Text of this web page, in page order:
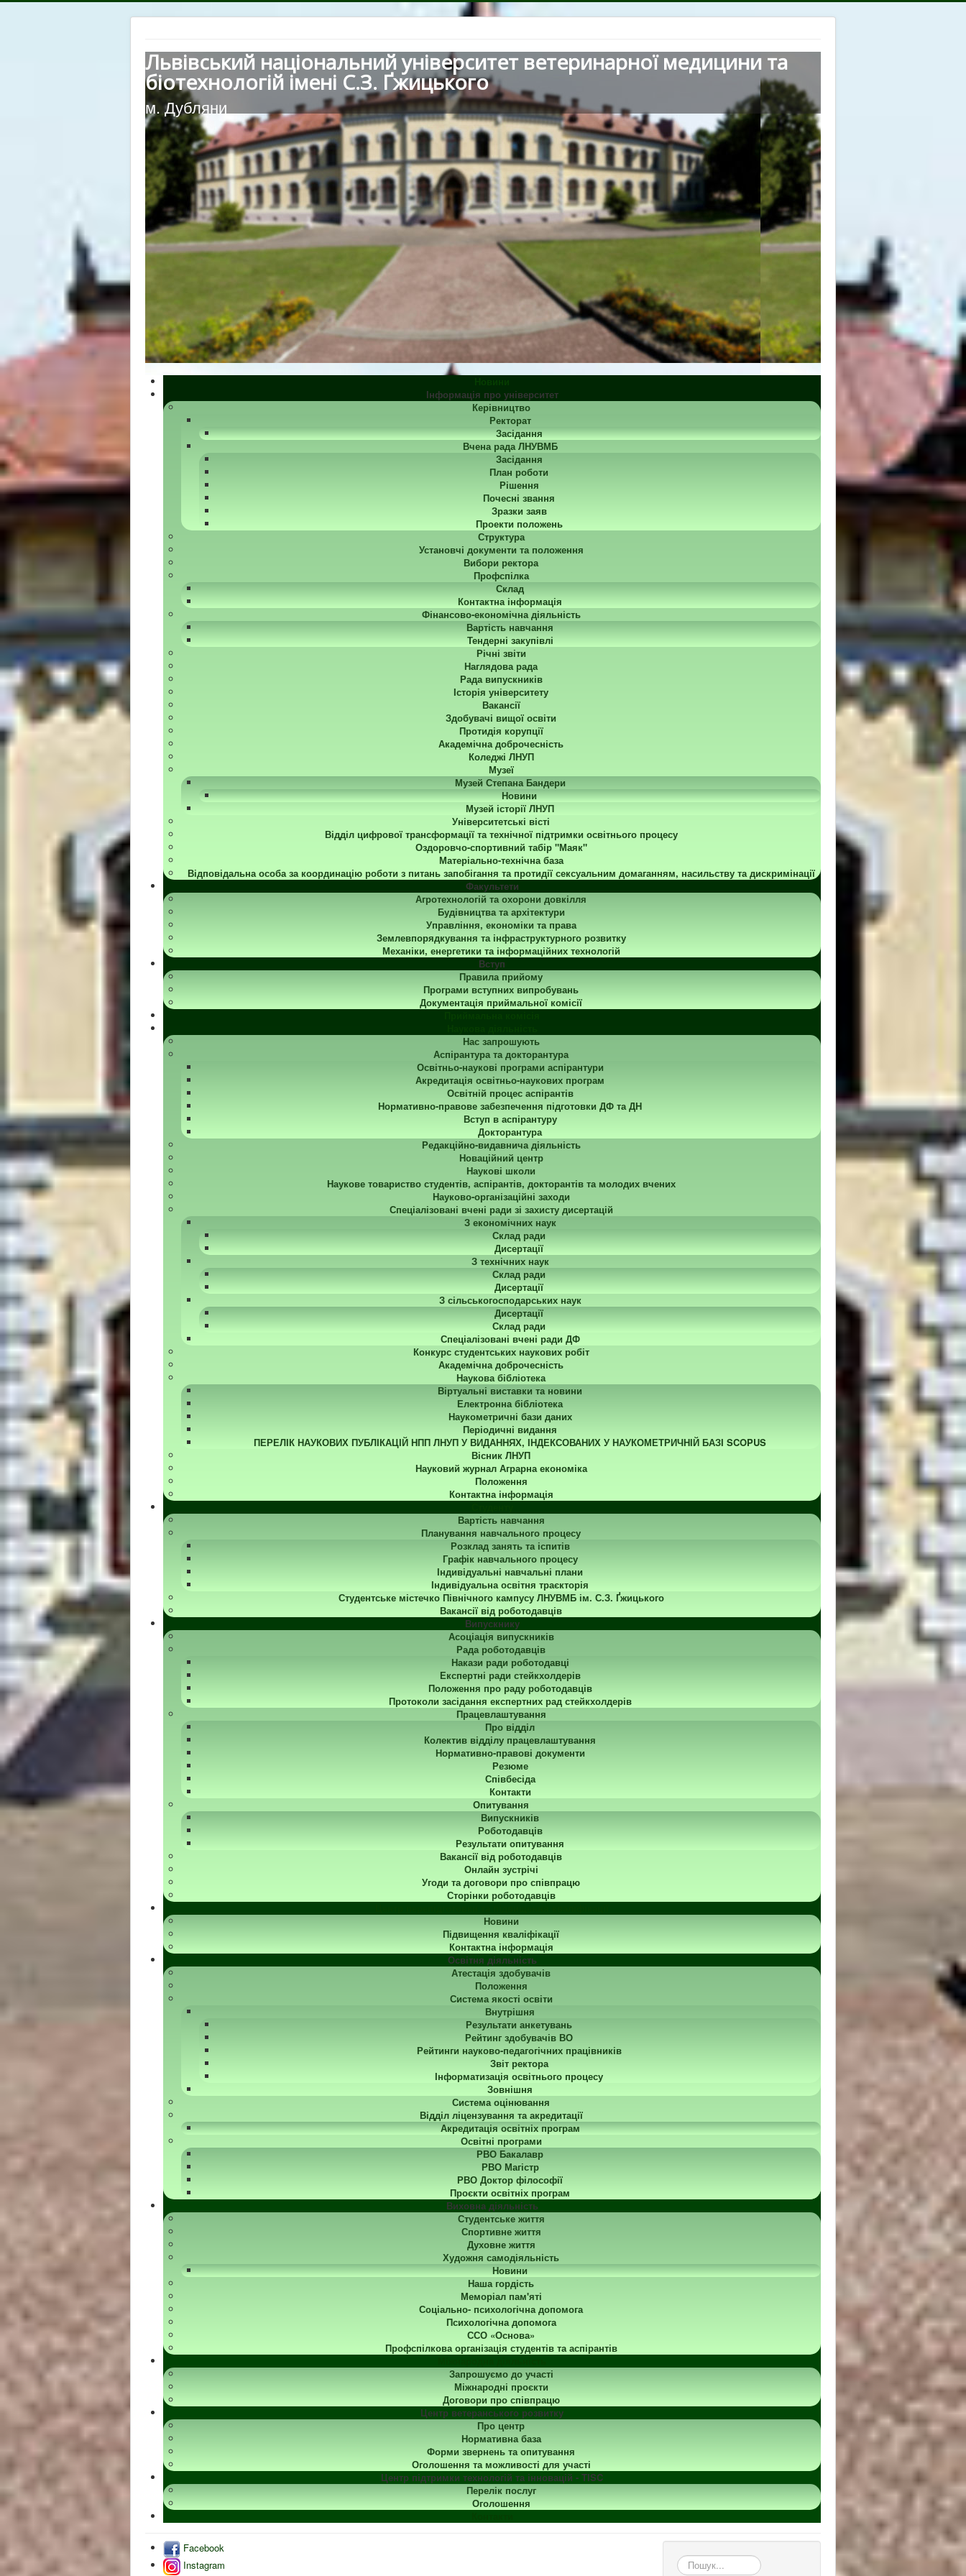
Львівський національний університет ветеринарної медицини та
біотехнологій імені С.З. Ґжицького
м. Дубляни
Інформація про університет
Керівництво
Ректорат
Засідання
Вчена рада ЛНУВМБ
Засідання
План роботи
Рішення
Почесні звання
Зразки заяв
Проекти положень
Структура
Установчі документи та положення
Вибори ректора
Профспілка
Склад
Контактна інформація
Фінансово-економічна діяльність
Вартість навчання
Тендерні закупівлі
Річні звіти
Наглядова рада
Рада випускників
Історія університету
Вакансії
Здобувачі вищої освіти
Протидія корупції
Академічна доброчесність
Коледжі ЛНУП
Музеї
Музей Степана Бандери
Новини
Музей історії ЛНУП
Університетські вісті
Відділ цифрової трансформації та технічної підтримки освітнього процесу
Оздоровчо-спортивний табір "Маяк"
Матеріально-технічна база
Відповідальна особа за координацію роботи з питань запобігання та протидії сексуальним домаганням, насильству та дискримінації
Факультети
Агротехнологій та охорони довкілля
Будівництва та архітектури
Управління, економіки та права
Землевпорядкування та інфраструктурного розвитку
Механіки, енергетики та інформаційних технологій
Вступ
Правила прийому
Програми вступних випробувань
Документація приймальної комісії
Нас запрошують
Аспірантура та докторантура
Освітньо-наукові програми аспірантури
Акредитація освітньо-наукових програм
Освітній процес аспірантів
Нормативно-правове забезпечення підготовки ДФ та ДН
Вступ в аспірантуру
Докторантура
Редакційно-видавнича діяльність
Новаційний центр
Наукові школи
Наукове товариство студентів, аспірантів, докторантів та молодих вчених
Науково-організаційні заходи
Спеціалізовані вчені ради зі захисту дисертацій
З економічних наук
Склад ради
Дисертації
З технічних наук
Склад ради
Дисертації
З сільськогосподарських наук
Дисертації
Склад ради
Спеціалізовані вчені ради ДФ
Конкурс студентських наукових робіт
Академічна доброчесність
Наукова бібліотека
Віртуальні виставки та новини
Електронна бібліотека
Наукометричні бази даних
Періодичні видання
ПЕРЕЛІК НАУКОВИХ ПУБЛІКАЦІЙ НПП ЛНУП У ВИДАННЯХ, ІНДЕКСОВАНИХ У НАУКОМЕТРИЧНІЙ БАЗІ SCOPUS
Вісник ЛНУП
Науковий журнал Аграрна економіка
Положення
Контактна інформація
Вартість навчання
Планування навчального процесу
Розклад занять та іспитів
Графік навчального процесу
Індивідуальні навчальні плани
Індивідуальна освітня траєкторія
Студентське містечко Північного кампусу ЛНУВМБ ім. С.З. Ґжицького
Вакансії від роботодавців
Випускнику
Асоціація випускників
Рада роботодавців
Накази ради роботодавці
Експертні ради стейкхолдерів
Положення про раду роботодавців
Протоколи засідання експертних рад стейкхолдерів
Працевлаштування
Про відділ
Колектив відділу працевлаштування
Нормативно-правові документи
Резюме
Співбесіда
Контакти
Опитування
Випускників
Роботодавців
Результати опитування
Вакансії від роботодавців
Онлайн зустрічі
Угоди та договори про співпрацю
Сторінки роботодавців
Новини
Підвищення кваліфікації
Контактна інформація
Освітня діяльність
Атестація здобувачів
Положення
Система якості освіти
Внутрішня
Результати анкетувань
Рейтинг здобувачів ВО
Рейтинги науково-педагогічних працівників
Звіт ректора
Інформатизація освітнього процесу
Зовнішня
Система оцінювання
Відділ ліцензування та акредитації
Акредитація освітніх програм
Освітні програми
РВО Бакалавр
РВО Магістр
РВО Доктор філософії
Проєкти освітніх програм
Виховна діяльність
Студентське життя
Спортивне життя
Духовне життя
Художня самодіяльність
Новини
Наша гордість
Меморіал пам'яті
Соціально- психологічна допомога
Психологічна допомога
ССО «Основа»
Профспілкова організація студентів та аспірантів
Запрошуємо до участі
Міжнародні проєкти
Договори про співпрацю
Центр ветеранського розвитку
Про центр
Нормативна база
Форми звернень та опитування
Оголошення та можливості для участі
Центр підтримки технологій та інновацій - TISC
Перелік послуг
Оголошення
Facebook
Instagram
пошук